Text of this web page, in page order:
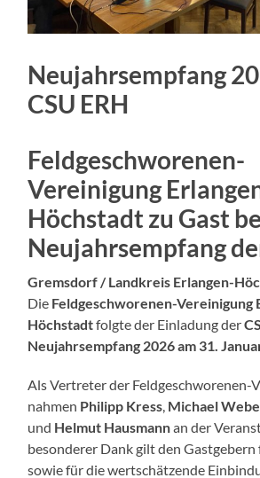
Neujahrsempfang
CSU ERH
Feldgeschworenen-
Vereinigung
Höchstadt zu Gast
Neujahrsempfang
Gremsdorf / Landkreis Erlangen-
Die Feldgeschworenen-Vereinigung
Höchstadtfolgte der Einladung der
Neujahrsempfang 2026 am 31.
Als Vertreter der Feldgeschworenen-
nahmen Philipp Kress Michael
und Helmut Hausmannan der
besonderer Dank gilt den
sowie für die wertschätzende